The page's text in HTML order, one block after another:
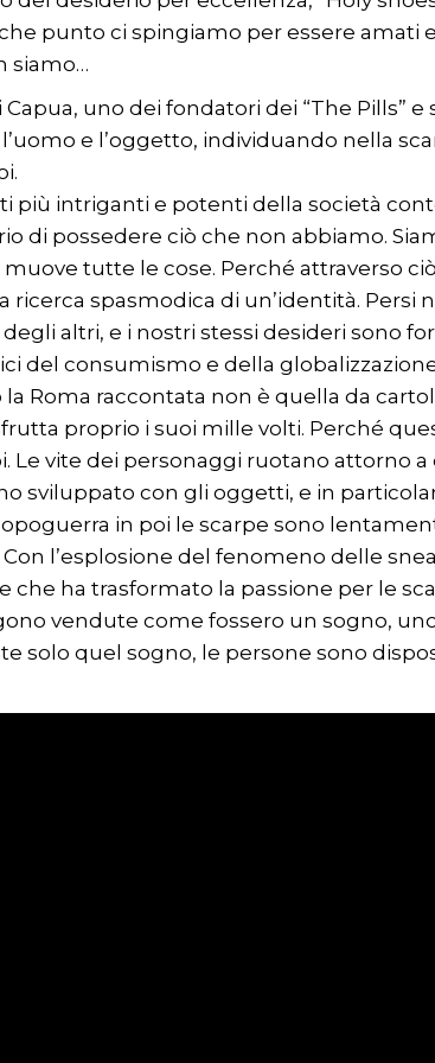
punto ci spingiamo per essere amati
siamo…
uno dei fondatori dei “The Pills”
e l’oggetto, individuando nella
più intriganti e potenti della società
di possedere ciò che non abbiamo.
tutte le cose. Perché attraverso
spasmodica di un’identità.
altri, e i nostri stessi desideri sono
del consumismo e della
Roma raccontata non è quella da
proprio i suoi mille volti. Perché
Le vite dei personaggi ruotano attorno
sviluppato con gli oggetti, e in
in poi le scarpe sono
l’esplosione del fenomeno delle
che ha trasformato la passione per le
vendute come fossero un sogno,
solo quel sogno, le persone sono